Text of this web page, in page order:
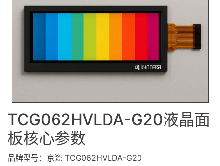
TCG062HVLDA-G20液晶面
板核心参数
品牌型号：京瓷 TCG062HVLDA-G20